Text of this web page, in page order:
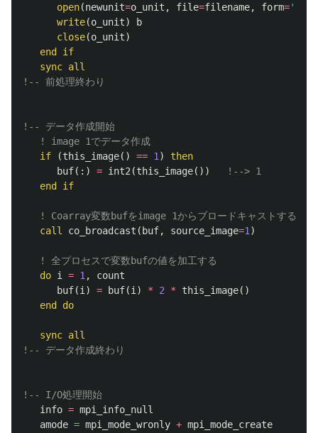
open(newunit=o_unit , file=filename, form=
write(o_unit)
b
close(o_unit)
end if
sync all
!-- 前処理終わり
!-- データ作成開始
! image 1でデータ作成
if
(this_image() == 1 )
then
buf(:) = int2 (this_image())
!--> 1
end if
! Coarray変数bufをimage 1からブロードキャストする
call
co_broadcast (buf, source_image=1 )
! 全プロセスで変数bufの値を加工する
do i = 1 ,
count
buf(i ) = buf(i ) * 2 * this_image()
end do
sync all
!-- データ作成終わり
!-- I/O処理開始
info = mpi_info_null
amode = mpi_mode_wronly + mpi_mode_create